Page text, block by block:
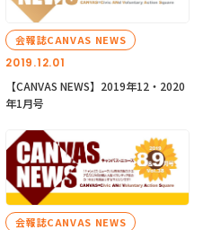
2019.12.01
会報誌CANVAS NEWS
【CANVAS NEWS】2019年12・2020
年1月号
会報誌CANVAS NEWS